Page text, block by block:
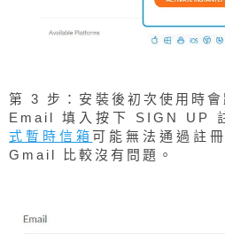
第 3 步：安裝後初次使用時
Email 填入按下 SIGN UP
式暫時信箱可能無法通過註
Gmail 比較沒有問題。